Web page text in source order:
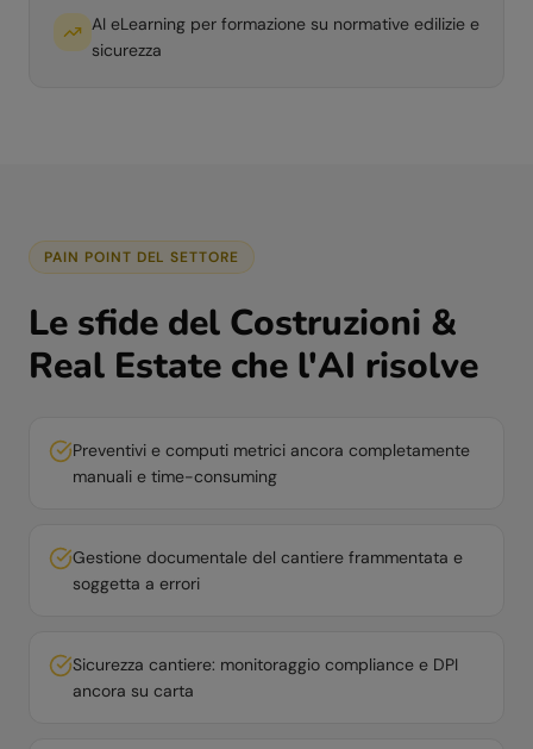
AI eLearning per formazione su normative edilizie e
sicurezza
PAIN POINT DEL SETTORE
Le sfide del Costruzioni &
Real Estate che l'AI risolve
Preventivi e computi metrici ancora completamente
manuali e time-consuming
Gestione documentale del cantiere frammentata e
soggetta a errori
Sicurezza cantiere: monitoraggio compliance e DPI
ancora su carta